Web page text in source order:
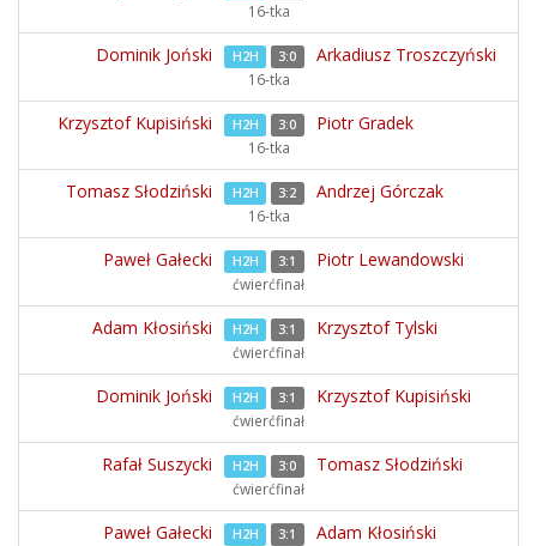
16-tka
Dominik Joński H2H 3:0 Arkadiusz Troszczyński
16-tka
Krzysztof Kupisiński H2H 3:0 Piotr Gradek
16-tka
Tomasz Słodziński H2H 3:2 Andrzej Górczak
16-tka
Paweł Gałecki H2H 3:1 Piotr Lewandowski
ćwierćfinał
Adam Kłosiński H2H 3:1 Krzysztof Tylski
ćwierćfinał
Dominik Joński H2H 3:1 Krzysztof Kupisiński
ćwierćfinał
Rafał Suszycki H2H 3:0 Tomasz Słodziński
ćwierćfinał
Paweł Gałecki H2H 3:1 Adam Kłosiński